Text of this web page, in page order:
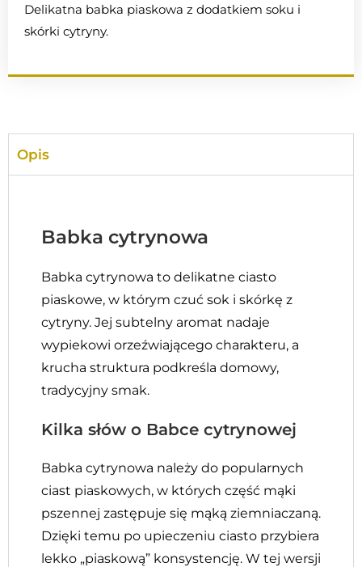
Delikatna babka piaskowa z dodatkiem soku i
skórki cytryny.
Opis
Babka cytrynowa
Babka cytrynowa to delikatne ciasto
piaskowe, w którym czuć sok i skórkę z
cytryny. Jej subtelny aromat nadaje
wypiekowi orzeźwiającego charakteru, a
krucha struktura podkreśla domowy,
tradycyjny smak.
Kilka słów o Babce cytrynowej
Babka cytrynowa należy do popularnych
ciast piaskowych, w których część mąki
pszennej zastępuje się mąką ziemniaczaną.
Dzięki temu po upieczeniu ciasto przybiera
lekko „piaskową” konsystencję. W tej wersji